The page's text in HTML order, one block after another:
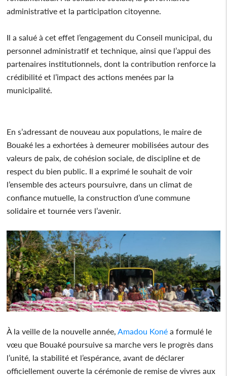
administrative et la participation citoyenne.
Il a salué à cet effet l’engagement du Conseil municipal, du
personnel administratif et technique, ainsi que l’appui des
partenaires institutionnels, dont la contribution renforce la
crédibilité et l’impact des actions menées par la
municipalité.
En s’adressant de nouveau aux populations, le maire de
Bouaké les a exhortées à demeurer mobilisées autour des
valeurs de paix, de cohésion sociale, de discipline et de
respect du bien public. Il a exprimé le souhait de voir
l’ensemble des acteurs poursuivre, dans un climat de
confiance mutuelle, la construction d’une commune
solidaire et tournée vers l’avenir.
À la veille de la nouvelle année, Amadou Koné a formulé le
vœu que Bouaké poursuive sa marche vers le progrès dans
l’unité, la stabilité et l’espérance, avant de déclarer
officiellement ouverte la cérémonie de remise de vivres aux